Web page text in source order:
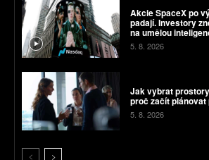
Akcie SpaceX po
padají. Investory
na umělou
5. 8. 2026
Jak vybrat
proč začít plánovat
5. 8. 2026